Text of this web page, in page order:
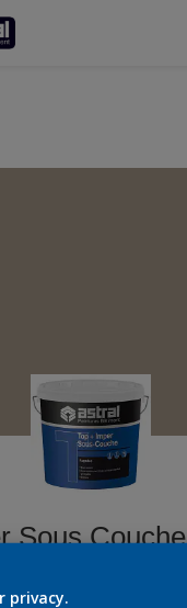
Sous Couche
privacy.